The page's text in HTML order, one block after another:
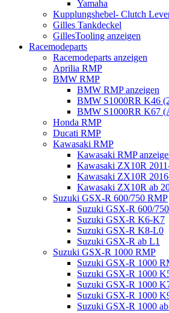
Yamaha
Kupplungshebel- Clutch
Gilles Tankdeckel
GillesTooling anzeigen
Racemodeparts
Racemodeparts anzeigen
Aprilia RMP
BMW RMP
BMW RMP anzeigen
BMW S1000RR K46
BMW S1000RR K67
Honda RMP
Ducati RMP
Kawasaki RMP
Kawasaki RMP
Kawasaki ZX10R
Kawasaki ZX10R
Kawasaki ZX10R ab
Suzuki GSX-R 600/750 RMP
Suzuki GSX-R 600/
Suzuki GSX-R K6-K7
Suzuki GSX-R K8-L0
Suzuki GSX-R ab L1
Suzuki GSX-R 1000 RMP
Suzuki GSX-R 1000
Suzuki GSX-R 1000
Suzuki GSX-R 1000
Suzuki GSX-R 1000
Suzuki GSX-R 1000